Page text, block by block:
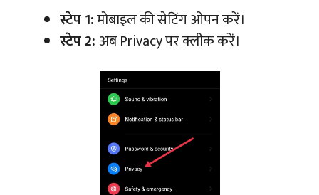
स्टेप 1:मोबाइल की सेटिंग ओपन करें।
स्टेप 2: अब Privacy पर क्लीक करें।